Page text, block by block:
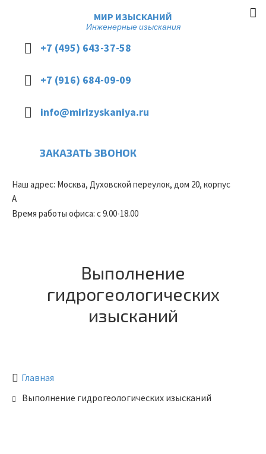
МИР ИЗЫСКАНИЙ
Инженерные изыскания
+7 (495) 643-37-58
+7 (916) 684-09-09
info@mirizyskaniya.ru
ЗАКАЗАТЬ ЗВОНОК
Наш адрес: Москва, Духовской переулок, дом 20, корпус
А
Время работы офиса: с 9.00-18.00
Выполнение
гидрогеологических
изысканий
Главная
Выполнение гидрогеологических изысканий